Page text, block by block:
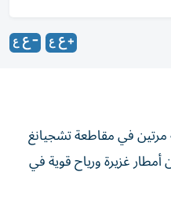
في مقاطعة تشجيانغ
غزيرة ورياح قوية في